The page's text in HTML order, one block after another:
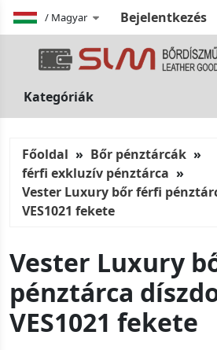
/ Magyar Bejelentkezés
Kategóriák
Főoldal
Bőr pénztárcák
férfi exkluzív pénztárca
Vester Luxury bőr férfi
VES1021 fekete
Vester Luxury
pénztárca
VES1021 fekete